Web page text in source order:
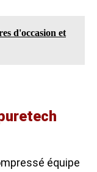
d'occasion et
équipe